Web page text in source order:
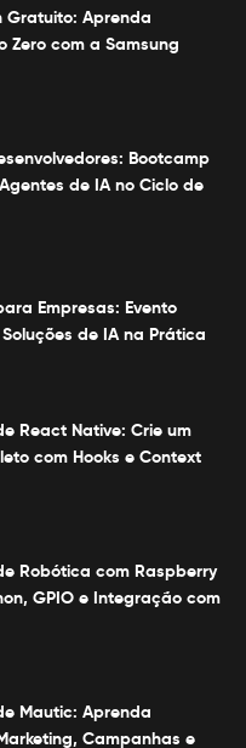
Gratuito: Aprenda
Zero com a Samsung
Bootcamp
de IA no Ciclo de
Empresas: Evento
de IA na Prática
React Native: Crie um
com Hooks e Context
Robótica com Raspberry
GPIO e Integração com
Mautic: Aprenda
Campanhas e